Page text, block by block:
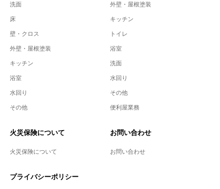
洗面
床
壁・クロス
外壁・屋根塗装
キッチン
浴室
水回り
その他
外壁・屋根塗装
キッチン
トイレ
浴室
洗面
水回り
その他
便利屋業務
火災保険について
火災保険について
お問い合わせ
お問い合わせ
プライバシーポリシー